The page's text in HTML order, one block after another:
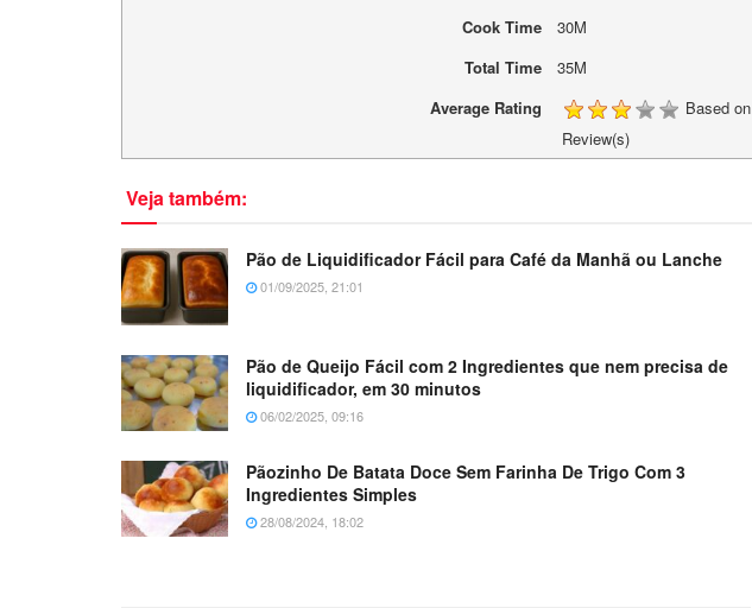
Cook Time
30M
Total Time
35M
Average Rating
Based on
Review(s)
Veja também:
Pão de Liquidificador Fácil para Café da Manhã ou Lanche
01/09/2025, 21:01
Pão de Queijo Fácil com 2 Ingredientes que nem precisa de
liquidificador, em 30 minutos
06/02/2025, 09:16
Pãozinho De Batata Doce Sem Farinha De Trigo Com 3
Ingredientes Simples
28/08/2024, 18:02